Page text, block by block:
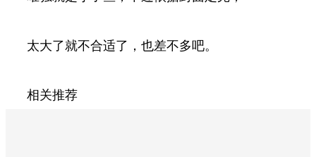
太大了就不合适了，也差不多吧。
相关推荐